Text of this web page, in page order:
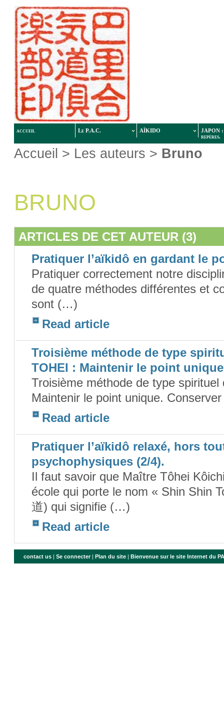
accueil Le P.A.C. AÏKIDO
JAPON :
repères.
Accueil > Les auteurs > Bruno
BRUNO
ARTICLES DE CET AUTEUR (3)
Pratiquer l’aïkidô en gardant le
Pratiquer correctement notre
de quatre méthodes différentes et
sont (…)
Read article
Troisième méthode de type
TOHEI : Maintenir le point
Troisième méthode de type
Maintenir le point unique.
Read article
Pratiquer l’aïkidô relaxé, hors
psychophysiques (2/4).
Il faut savoir que Maître Tôhei
école qui porte le nom « Shin Shin
道) qui signifie (…)
Read article
contact us |Se connecter|Plan du site |Bienvenue sur le site Internet du